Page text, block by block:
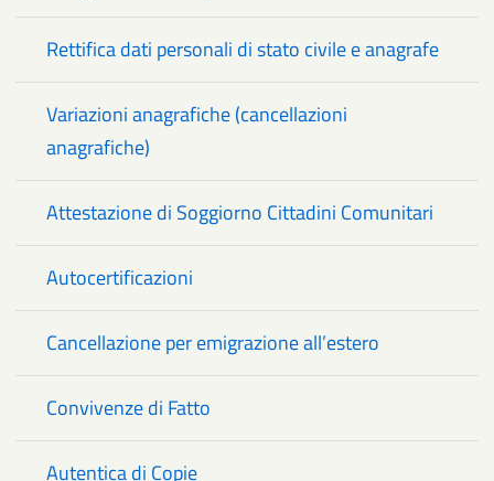
Rettifica dati personali di stato civile e anagrafe
Variazioni anagrafiche (cancellazioni
anagrafiche)
Attestazione di Soggiorno Cittadini Comunitari
Autocertificazioni
Cancellazione per emigrazione all’estero
Convivenze di Fatto
Autentica di Copie